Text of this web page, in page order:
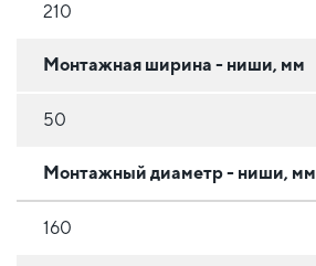
210
Монтажная ширина - ниши, мм
50
Монтажный диаметр - ниши, мм
160